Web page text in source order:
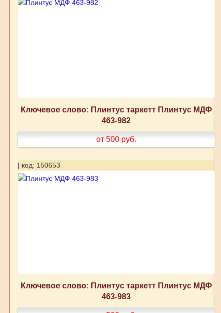
Ключевое слово: Плинтус таркетт Плинтус МДФ
463-982
от 500 руб.
| код: 150653
Ключевое слово: Плинтус таркетт Плинтус МДФ
463-983